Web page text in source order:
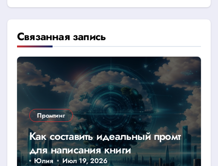
Связанная запись
Промтинг
Как составить идеальный промт
для написания книги
Юлия Июл 19, 2026